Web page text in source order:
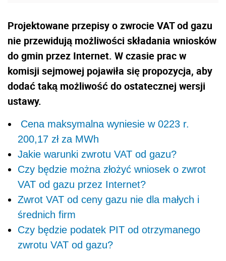
Projektowane przepisy o zwrocie VAT od gazu
nie przewidują możliwości składania wniosków
do gmin przez Internet. W czasie prac w
komisji sejmowej pojawiła się propozycja, aby
dodać taką możliwość do ostatecznej wersji
ustawy.
Cena maksymalna wyniesie w 0223 r.
200,17 zł za MWh
Jakie warunki zwrotu VAT od gazu?
Czy będzie można złożyć wniosek o zwrot
VAT od gazu przez Internet?
Zwrot VAT od ceny gazu nie dla małych i
średnich firm
Czy będzie podatek PIT od otrzymanego
zwrotu VAT od gazu?